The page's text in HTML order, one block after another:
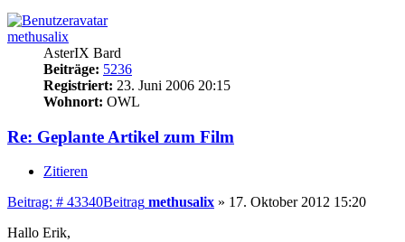
methusalix
AsterIX Bard
Beiträge: 5236
Registriert: 23. Juni 2006 20:15
Wohnort: OWL
Re: Geplante Artikel zum Film
Zitieren
Beitrag: # 43340Beitrag methusalix » 17. Oktober 2012 15:20
Hallo Erik,